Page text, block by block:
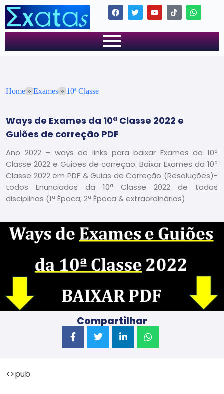
Home»Exames»10ª Classe
Ways de Exames da 10ª Classe 2022 e
Guiões de correção PDF
Ano 2022 – ways de links para baixar Exames da 10ª
Classe 2022 e Guiões de correção: Baixar Exames da 10ª
Classe 2022 em PDF & Guias de Correção (Resoluções)-
todos Enunciados da 10ª Classe 2022 de todas
disciplinas (1ª Época; 2ª Época & extraordinários)
Compartilhar
<>pub